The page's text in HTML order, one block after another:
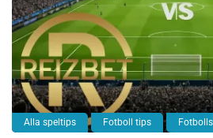
Alla speltips Fotboll tips